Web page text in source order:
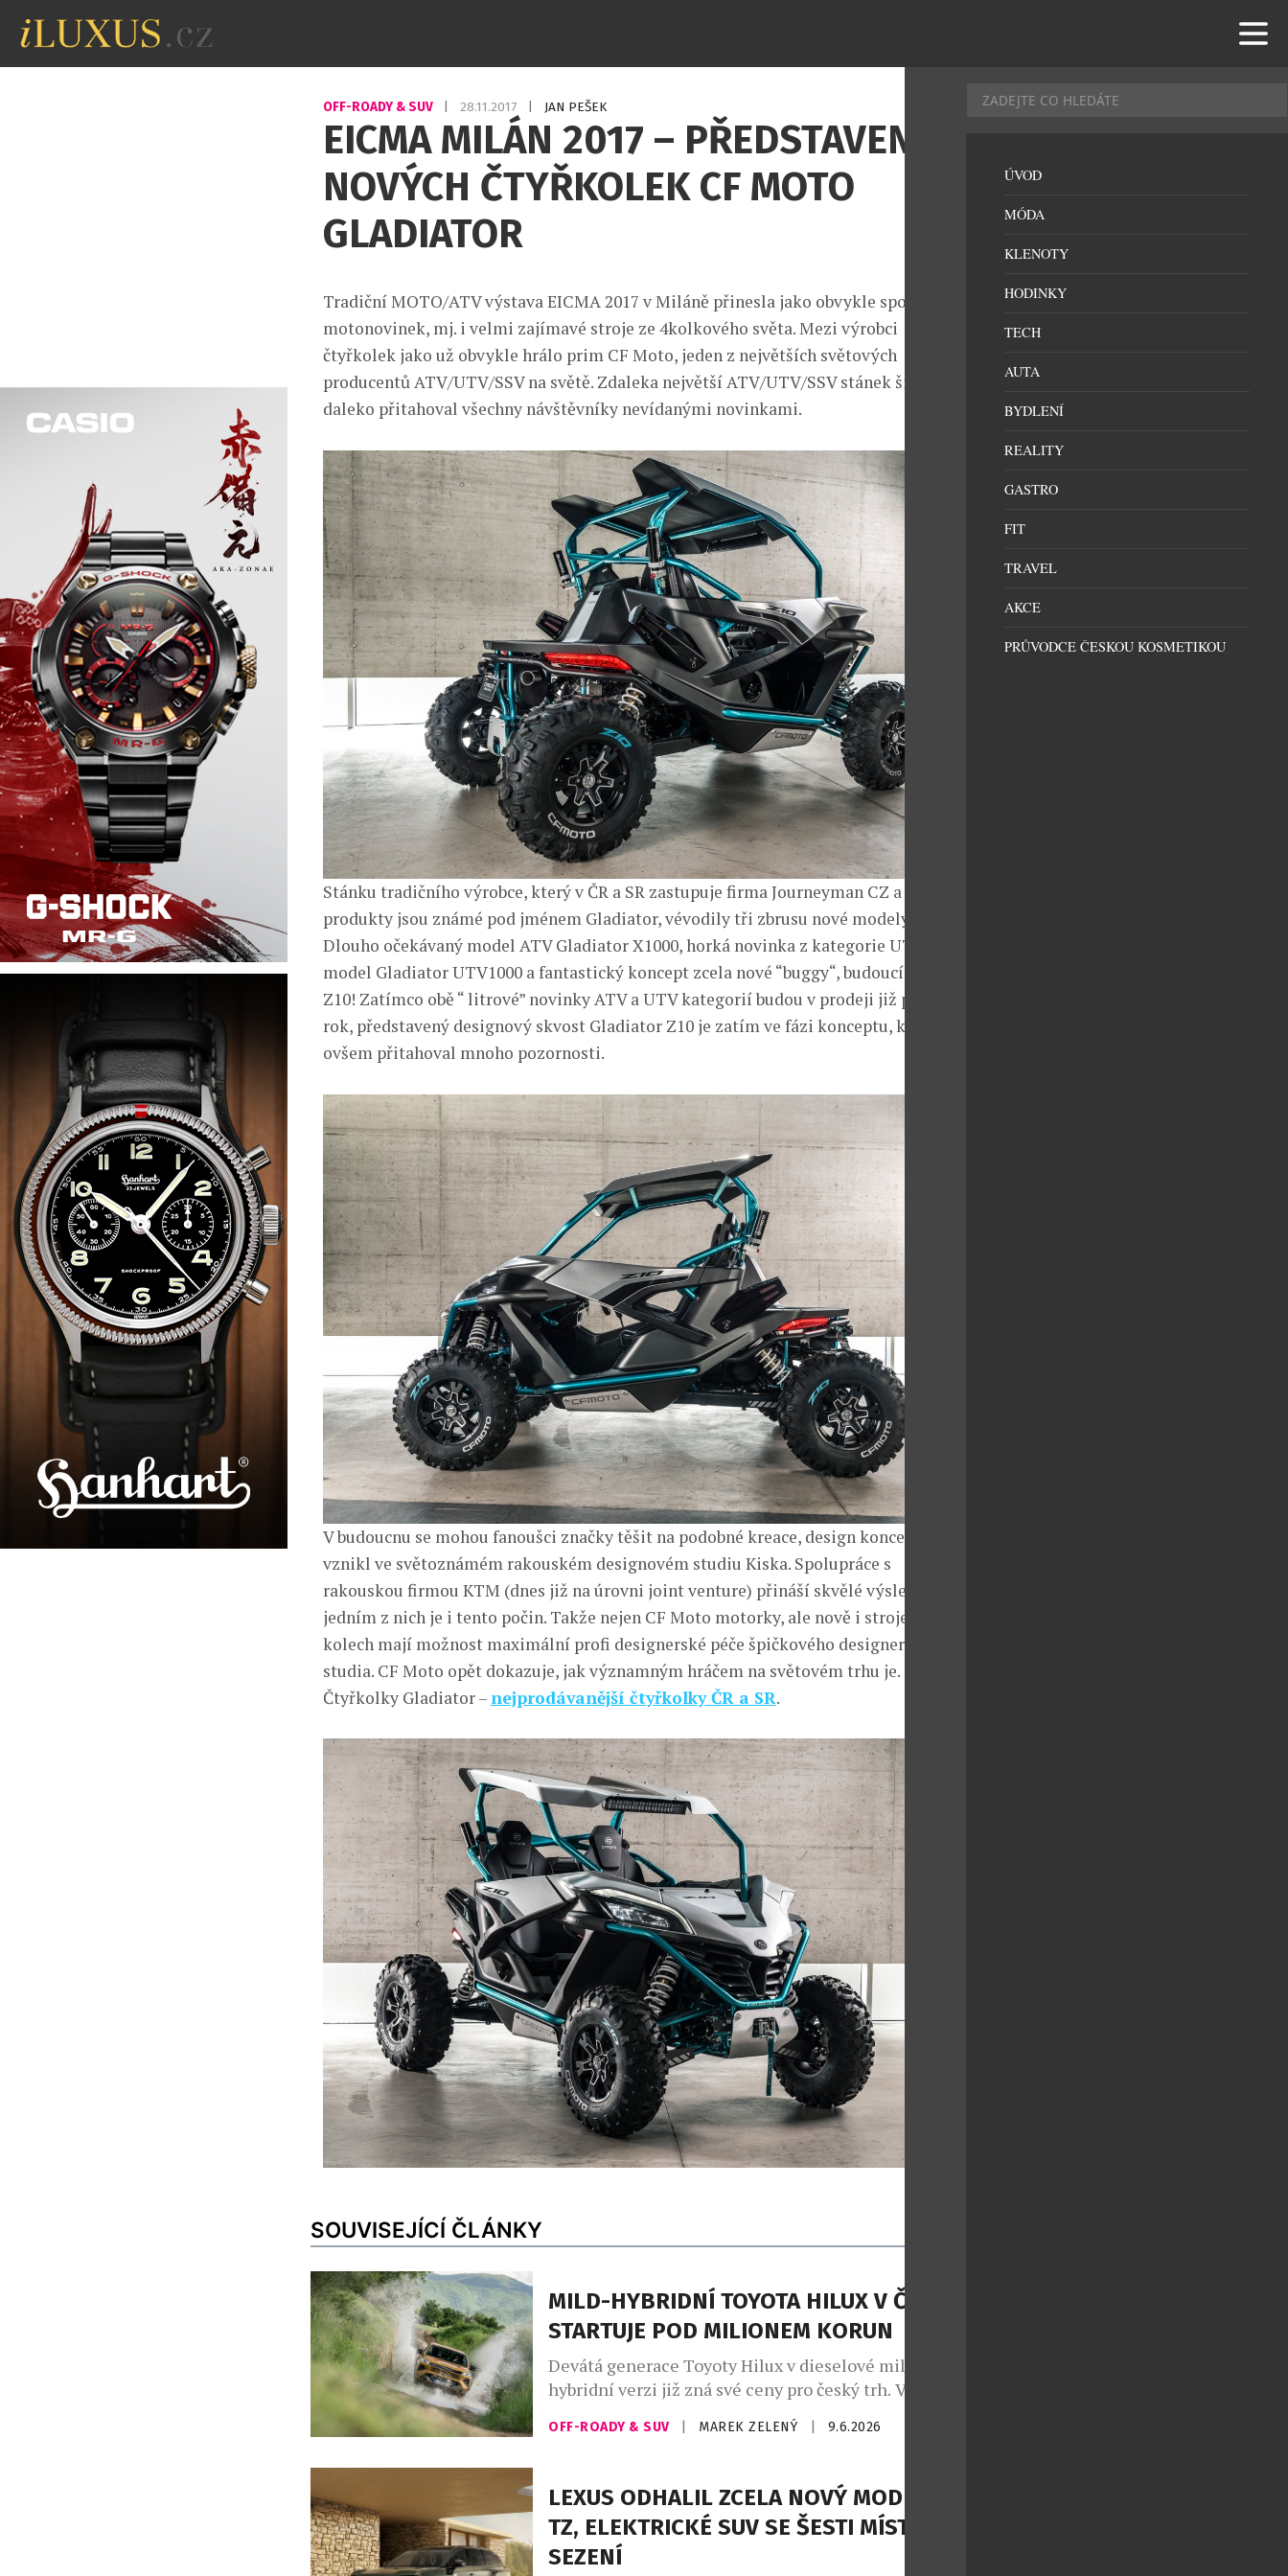
OFF-ROADY & SUV 28.11.2017 JAN PEŠEK
EICMA MILÁN 2017 – PŘEDSTAVENÍ
NOVÝCH ČTYŘKOLEK CF MOTO
GLADIATOR
Tradiční MOTO/ATV výstava EICMA 2017 v Miláně přinesla jako obvykle spoustu
motonovinek, mj. i velmi zajímavé stroje ze 4kolkového světa. Mezi výrobci
čtyřkolek jako už obvykle hrálo prim CF Moto, jeden z největších světových
producentů ATV/UTV/SSV na světě. Zdaleka největší ATV/UTV/SSV stánek široko
daleko přitahoval všechny návštěvníky nevídanými novinkami.
Stánku tradičního výrobce, který v ČR a SR zastupuje firma Journeyman CZ a
produkty jsou známé pod jménem Gladiator, vévodily tři zbrusu nové modely.
Dlouho očekávaný model ATV Gladiator X1000, horká novinka z kategorie UTV –
model Gladiator UTV1000 a fantastický koncept zcela nové “buggy“, budoucí model
Z10! Zatímco obě “ litrové” novinky ATV a UTV kategorií budou v prodeji již příští
rok, představený designový skvost Gladiator Z10 je zatím ve fázi konceptu, který
ovšem přitahoval mnoho pozornosti.
V budoucnu se mohou fanoušci značky těšit na podobné kreace, design konceptu
vznikl ve světoznámém rakouském designovém studiu Kiska. Spolupráce s
rakouskou firmou KTM (dnes již na úrovni joint venture) přináší skvělé výsledky a
jedním z nich je i tento počin. Takže nejen CF Moto motorky, ale nově i stroje na 4
kolech mají možnost maximální profi designerské péče špičkového designerského
studia. CF Moto opět dokazuje, jak významným hráčem na světovém trhu je.
Čtyřkolky Gladiator – nejprodávanější čtyřkolky ČR a SR.
SOUVISEJÍCÍ ČLÁNKY
MILD-HYBRIDNÍ TOYOTA HILUX V ČESKU
STARTUJE POD MILIONEM KORUN
Devátá generace Toyoty Hilux v dieselové mild-
hybridní verzi již zná své ceny pro český trh. V právě
zahájeném předprodeji začíná cena na 1 148 000
korun bez DPH, v rámci akční nabídky se dostává na
verze dorazí na český trh na podzim. Výbava Live
mimo jiné […]
OFF-ROADY & SUV MAREK ZELENÝ 9.6.2026
LEXUS ODHALIL ZCELA NOVÝ MODEL
TZ, ELEKTRICKÉ SUV SE ŠESTI MÍSTY K
SEZENÍ
ÚVOD
MÓDA
KLENOTY
HODINKY
TECH
AUTA
BYDLENÍ
REALITY
GASTRO
FIT
TRAVEL
AKCE
PRŮVODCE ČESKOU KOSMETIKOU